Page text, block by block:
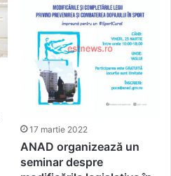
17 martie 2022
ANAD organizează un
seminar despre